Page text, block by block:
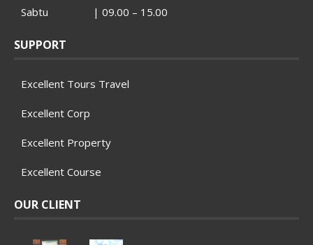
Sabtu | 09.00 – 15.00
SUPPORT
Excellent Tours Travel
Excellent Corp
Excellent Property
Excellent Course
OUR CLIENT